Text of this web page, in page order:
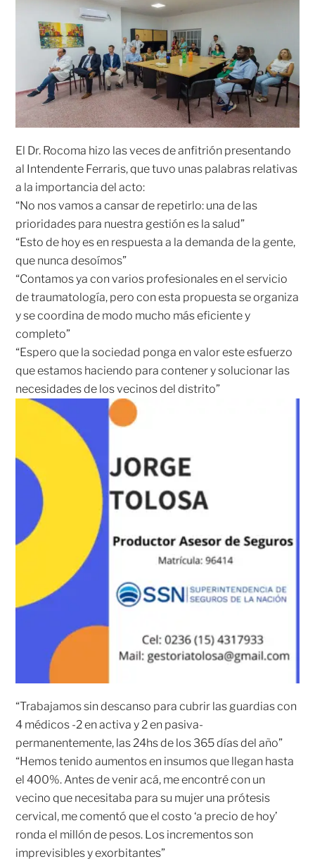
El Dr. Rocoma hizo las veces de anfitrión presentando
al Intendente Ferraris, que tuvo unas palabras relativas
a la importancia del acto:
“No nos vamos a cansar de repetirlo: una de las
prioridades para nuestra gestión es la salud”
“Esto de hoy es en respuesta a la demanda de la gente,
que nunca desoímos”
“Contamos ya con varios profesionales en el servicio
de traumatología, pero con esta propuesta se organiza
y se coordina de modo mucho más eficiente y
completo”
“Espero que la sociedad ponga en valor este esfuerzo
que estamos haciendo para contener y solucionar las
necesidades de los vecinos del distrito”
“Trabajamos sin descanso para cubrir las guardias con
4 médicos -2 en activa y 2 en pasiva-
permanentemente, las 24hs de los 365 días del año”
“Hemos tenido aumentos en insumos que llegan hasta
el 400%. Antes de venir acá, me encontré con un
vecino que necesitaba para su mujer una prótesis
cervical, me comentó que el costo ‘a precio de hoy’
ronda el millón de pesos. Los incrementos son
imprevisibles y exorbitantes”